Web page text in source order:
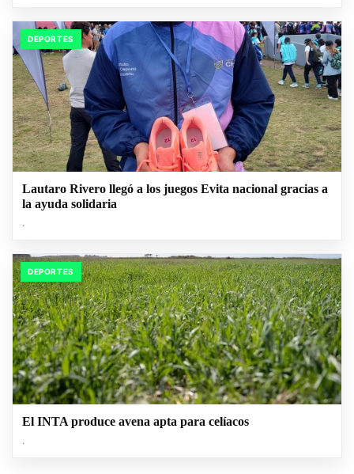
DEPORTES
Lautaro Rivero llegó a los juegos Evita nacional gracias a
la ayuda solidaria
.
DEPORTES
El INTA produce avena apta para celíacos
.